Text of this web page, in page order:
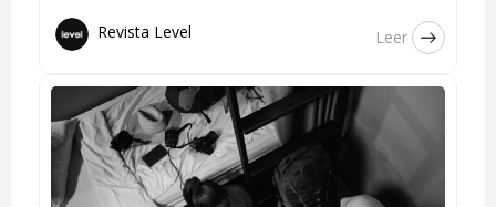
Revista Level Leer